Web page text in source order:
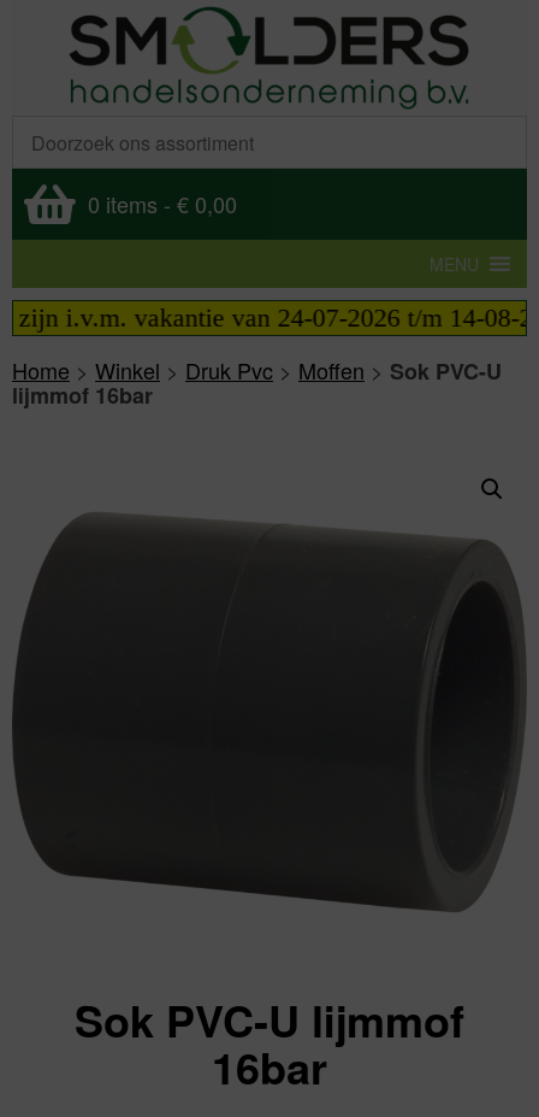
0 items - € 0,00
MENU
vakantie van 24-07-2026 t/m 14-08-2026
Home > Winkel > Druk Pvc > Moffen > Sok PVC-U
lijmmof 16bar
Sok PVC-U lijmmof
16bar